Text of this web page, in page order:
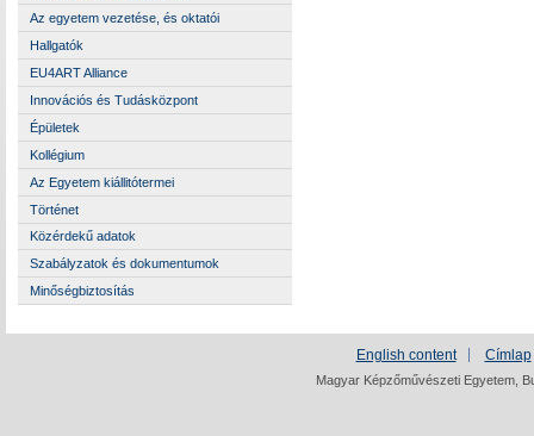
Az egyetem vezetése, és oktatói
Hallgatók
EU4ART Alliance
Innovációs és Tudásközpont
Épületek
Kollégium
Az Egyetem kiállitótermei
Történet
Közérdekű adatok
Szabályzatok és dokumentumok
Minőségbiztosítás
English content Címlap
Magyar Képzőművészeti Egyetem,